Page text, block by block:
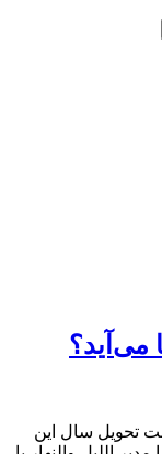
می‌آید؟
تحویل سال این